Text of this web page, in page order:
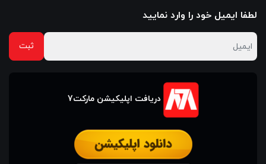
لطفا ایمیل خود را وارد نمایید
دریافت اپلیکیشن مارکت7